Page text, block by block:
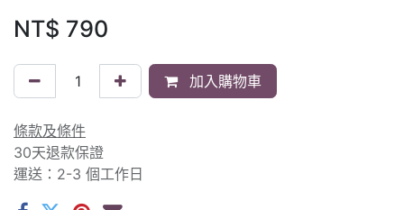
NT$ 790
加入購物車
條款及條件
30天退款保證
運送：2-3 個工作日